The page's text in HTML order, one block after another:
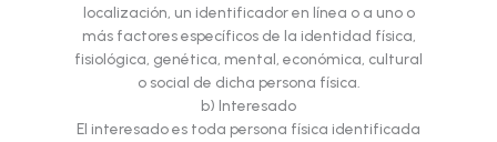
localización, un identificador en línea o a uno o
más factores específicos de la identidad física,
fisiológica, genética, mental, económica, cultural
o social de dicha persona física.
b) Interesado
El interesado es toda persona física identificada